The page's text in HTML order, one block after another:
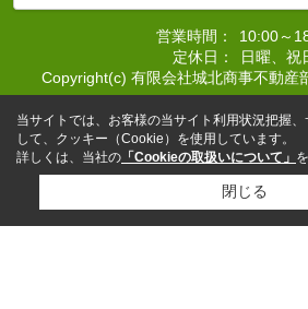
営業時間：
10:00～
定休日：
日曜、祝
Copyright(c) 有限会社城北商事不動産
当サイトでは、お客様の当サイト利用状況把握
して、クッキー（Cookie）を使用しています。
詳しくは、当社の 「Cookieの取扱いについて」
閉じる